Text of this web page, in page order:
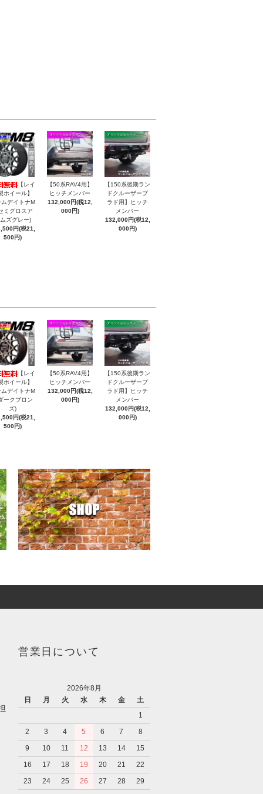
【レイ
ホイール】
デイトナM
ミグロスア
ズグレー)
円(税21,
500円)
【50系RAV4用】
ヒッチメンバー
132,000円(税12,
000円)
【150系後期ラン
ドクルーザープ
ラド用】ヒッチ
メンバー
132,000円(税12,
000円)
【レイ
ホイール】
デイトナM
ークブロン
ズ)
円(税21,
500円)
【50系RAV4用】
ヒッチメンバー
132,000円(税12,
000円)
【150系後期ラン
ドクルーザープ
ラド用】ヒッチ
メンバー
132,000円(税12,
000円)
営業日について
2026年8月
日
月 火 水 木 金
土
1
2
3 4 5 6 7
8
9
10 11 12 13 14
15
16
17 18 19 20 21
22
23
24 25 26 27 28
29